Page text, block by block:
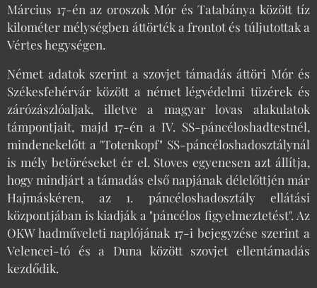
Március 17-én az oroszok Mór és Tatabánya között tíz
kilométer mélységben áttörték a frontot és túljutottak a
Vértes hegységen.
Német adatok szerint a szovjet támadás áttöri Mór és
Székesfehérvár között a német légvédelmi tüzérek és
zárózászlóaljak, illetve a magyar lovas alakulatok
támpontjait, majd 17-én a IV. SS-páncéloshadtestnél,
mindenekelőtt a "Totenkopf" SS-páncéloshadosztálynál
is mély betöréseket ér el. Stoves egyenesen azt állítja,
hogy mindjárt a támadás első napjának délelőttjén már
Hajmáskéren, az 1. páncéloshadosztály ellátási
központjában is kiadják a "páncélos figyelmeztetést". Az
OKW hadműveleti naplójának 17-i bejegyzése szerint a
Velencei-tó és a Duna között szovjet ellentámadás
kezdődik.